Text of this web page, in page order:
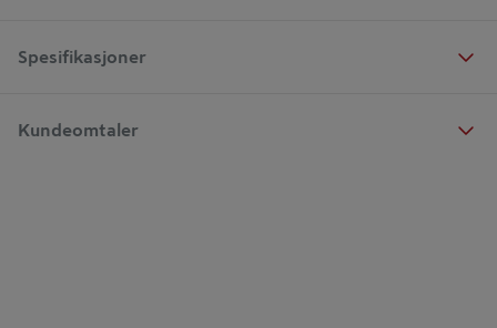
Spesifikasjoner
Kundeomtaler